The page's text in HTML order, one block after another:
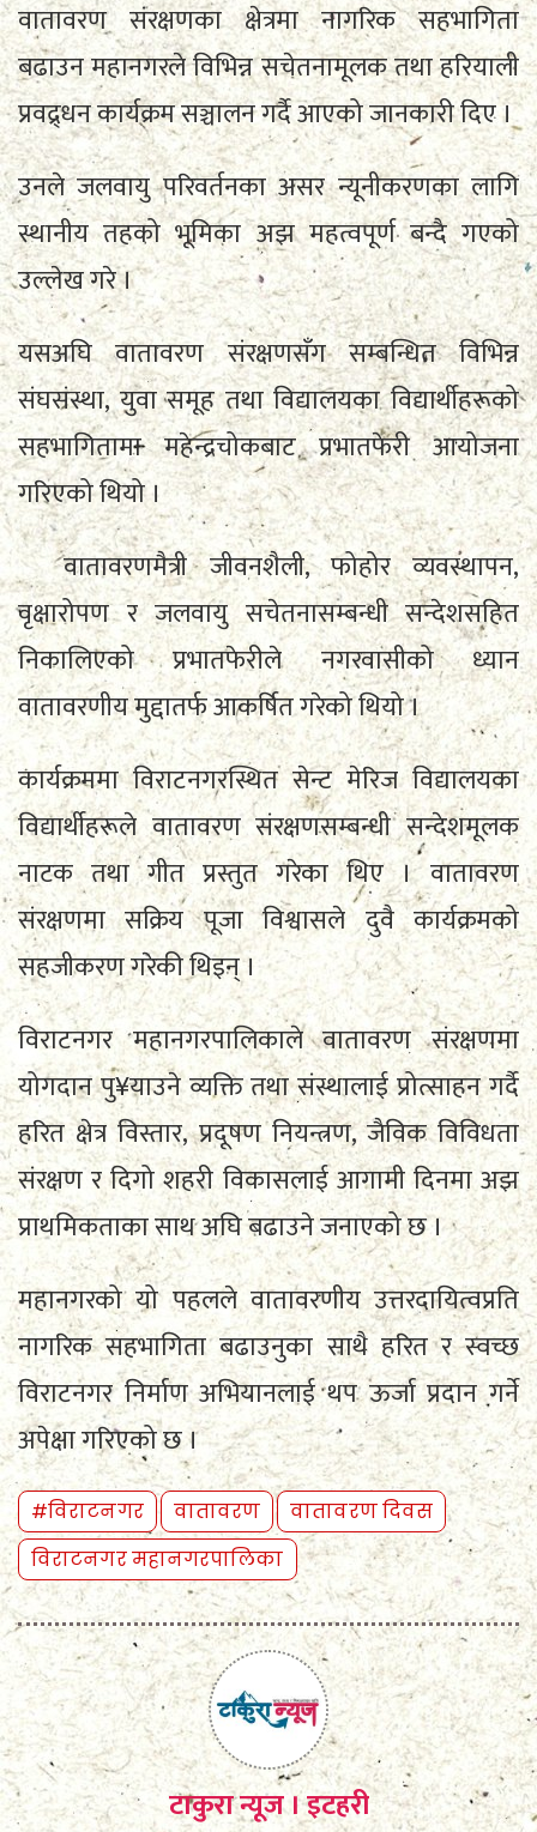
वातावरण संरक्षणका क्षेत्रमा नागरिक सहभागिता
बढाउन महानगरले विभिन्न सचेतनामूलक तथा हरियाली
प्रवद्र्धन कार्यक्रम सञ्चालन गर्दै आएको जानकारी दिए ।
उनले जलवायु परिवर्तनका असर न्यूनीकरणका लागि
स्थानीय तहको भूमिका अझ महत्वपूर्ण बन्दै गएको
उल्लेख गरे ।
यसअघि वातावरण संरक्षणसँग सम्बन्धित विभिन्न
संघसंस्था, युवा समूह तथा विद्यालयका विद्यार्थीहरूको
सहभागितामा महेन्द्रचोकबाट प्रभातफेरी आयोजना
गरिएको थियो ।
वातावरणमैत्री जीवनशैली, फोहोर व्यवस्थापन,
वृक्षारोपण र जलवायु सचेतनासम्बन्धी सन्देशसहित
निकालिएको प्रभातफेरीले नगरवासीको ध्यान
वातावरणीय मुद्दातर्फ आकर्षित गरेको थियो ।
कार्यक्रममा विराटनगरस्थित सेन्ट मेरिज विद्यालयका
विद्यार्थीहरूले वातावरण संरक्षणसम्बन्धी सन्देशमूलक
नाटक तथा गीत प्रस्तुत गरेका थिए । वातावरण
संरक्षणमा सक्रिय पूजा विश्वासले दुवै कार्यक्रमको
सहजीकरण गरेकी थिइन् ।
विराटनगर महानगरपालिकाले वातावरण संरक्षणमा
योगदान पु¥याउने व्यक्ति तथा संस्थालाई प्रोत्साहन गर्दै
हरित क्षेत्र विस्तार, प्रदूषण नियन्त्रण, जैविक विविधता
संरक्षण र दिगो शहरी विकासलाई आगामी दिनमा अझ
प्राथमिकताका साथ अघि बढाउने जनाएको छ ।
महानगरको यो पहलले वातावरणीय उत्तरदायित्वप्रति
नागरिक सहभागिता बढाउनुका साथै हरित र स्वच्छ
विराटनगर निर्माण अभियानलाई थप ऊर्जा प्रदान गर्ने
अपेक्षा गरिएको छ ।
#विराटनगर वातावरण
वातावरण दिवस
विराटनगर महानगरपालिका
टाकुरा न्यूज । इटहरी